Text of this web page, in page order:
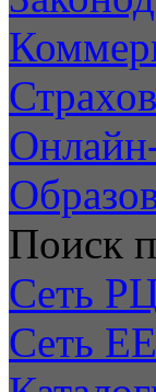
Поиск
Сеть
Сеть